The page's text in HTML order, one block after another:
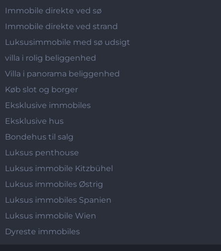
Immobile direkte ved sø
Immobile direkte ved strand
Luksusimmobile med sø udsigt
villa i rolig beliggenhed
Villa i panorama beliggenhed
Køb slot og borger
Eksklusive immobiles
Eksklusive hus
Bondehus til salg
Luksus penthouse
Luksus immobile Kitzbühel
Luksus immobiles Østrig
Luksus immobiles Spanien
Luksus immobile Wien
Dyreste immobiles